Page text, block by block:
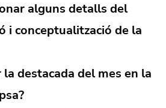
alguns detalls del
i conceptualització de la
destacada del mes en la